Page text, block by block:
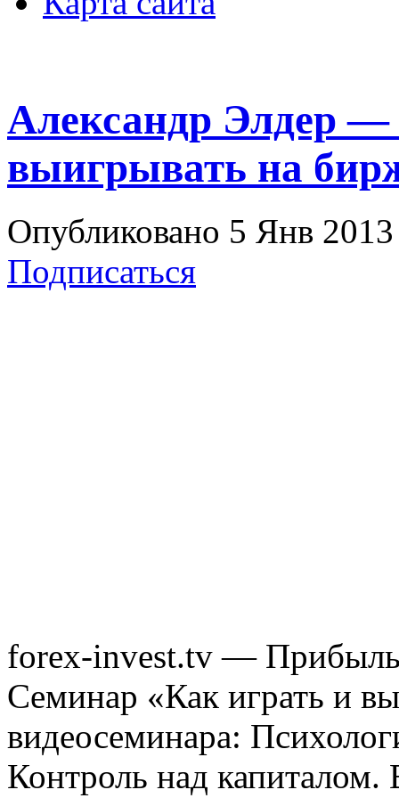
Александр Элдер —
выигрывать на
Опубликовано 5 Янв 2013
Подписаться
forex-invest.tv —
Семинар «Как играть и
видеосеминара:
Контроль над капиталом.